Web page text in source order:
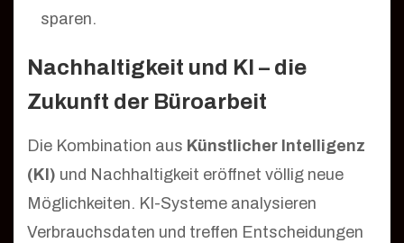
sparen.
Nachhaltigkeit und KI – die
Zukunft der Büroarbeit
Die Kombination aus Künstlicher Intelligenz
(KI) und Nachhaltigkeit eröffnet völlig neue
Möglichkeiten. KI-Systeme analysieren
Verbrauchsdaten und treffen Entscheidungen